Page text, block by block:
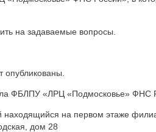
на задаваемые вопросы.
ФБЛПУ «ЛРЦ «Подмосковье» ФНС
находящийся на первом этаже
дом 28